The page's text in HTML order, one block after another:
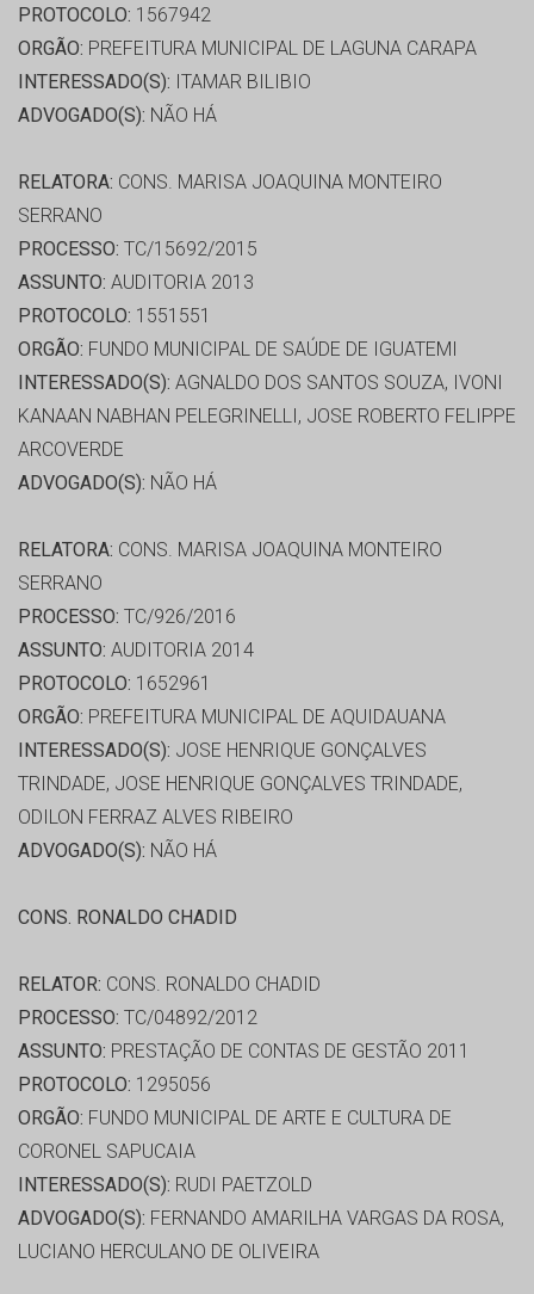
PROTOCOLO: 1567942
ORGÃO: PREFEITURA MUNICIPAL DE LAGUNA CARAPA
INTERESSADO(S): ITAMAR BILIBIO
ADVOGADO(S): NÃO HÁ
RELATORA: CONS. MARISA JOAQUINA MONTEIRO
SERRANO
PROCESSO: TC/15692/2015
ASSUNTO: AUDITORIA 2013
PROTOCOLO: 1551551
ORGÃO: FUNDO MUNICIPAL DE SAÚDE DE IGUATEMI
INTERESSADO(S): AGNALDO DOS SANTOS SOUZA, IVONI
KANAAN NABHAN PELEGRINELLI, JOSE ROBERTO FELIPPE
ARCOVERDE
ADVOGADO(S): NÃO HÁ
RELATORA: CONS. MARISA JOAQUINA MONTEIRO
SERRANO
PROCESSO: TC/926/2016
ASSUNTO: AUDITORIA 2014
PROTOCOLO: 1652961
ORGÃO: PREFEITURA MUNICIPAL DE AQUIDAUANA
INTERESSADO(S): JOSE HENRIQUE GONÇALVES
TRINDADE, JOSE HENRIQUE GONÇALVES TRINDADE,
ODILON FERRAZ ALVES RIBEIRO
ADVOGADO(S): NÃO HÁ
CONS. RONALDO CHADID
RELATOR: CONS. RONALDO CHADID
PROCESSO: TC/04892/2012
ASSUNTO: PRESTAÇÃO DE CONTAS DE GESTÃO 2011
PROTOCOLO: 1295056
ORGÃO: FUNDO MUNICIPAL DE ARTE E CULTURA DE
CORONEL SAPUCAIA
INTERESSADO(S): RUDI PAETZOLD
ADVOGADO(S): FERNANDO AMARILHA VARGAS DA ROSA,
LUCIANO HERCULANO DE OLIVEIRA